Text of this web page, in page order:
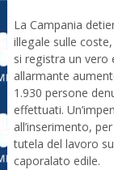
La Campania
illegale sulle
si registra un vero
allarmante
1.930 persone
effettuati.
all’inserimento,
tutela del lavoro
caporalato edile.